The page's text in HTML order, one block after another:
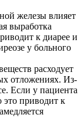
железы влияет
выработка
к диарее и
у больного
расходует
отложениях. Из-
Если у пациента
приводит к